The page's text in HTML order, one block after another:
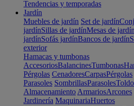
Tendencias y temporadas
Jardín
Muebles de jardín Set de jardín
jardínSillas de jardínMesas de jardín
jardínSofás jardínBancos de jardín
exterior
Hamacas y tumbonas
AccesoriosBalancinesTumbonas
Pérgolas CenadoresCarpasPérgolas
Parasoles SombrillasParasoles
Almacenamiento ArmariosArcones
Jardinería MaquinariaHuertos